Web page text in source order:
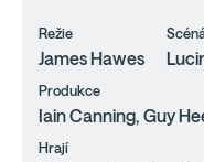
Režie
James Hawes
Produkce
Iain Canning, Guy
Hrají